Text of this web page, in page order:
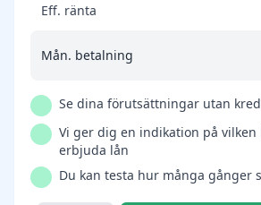
Eff. ränta
Mån. betalning
Se dina förutsättningar utan
Vi ger dig en indikation på vilken
erbjuda lån
Du kan testa hur många gånger